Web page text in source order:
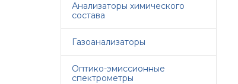
Анализаторы химического
состава
Газоанализаторы
Оптико-эмиссионные
спектрометры